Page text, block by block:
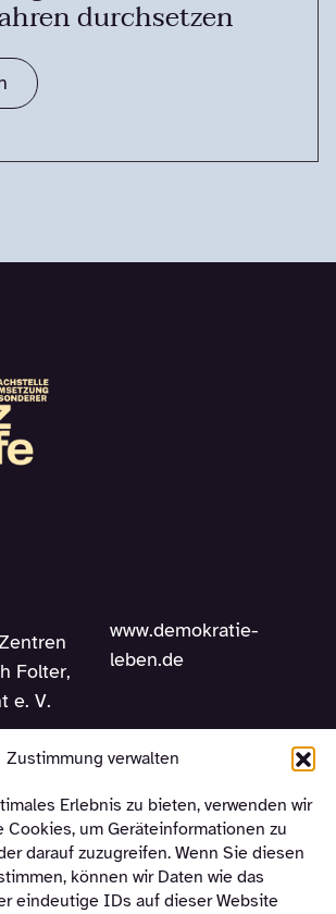
Zustimmung verwalten
Erlebnis zu bieten, verwenden wir
Cookies, um Geräteinformationen zu
darauf zuzugreifen. Wenn Sie diesen
können wir Daten wie das
eindeutige IDs auf dieser Website
durchsetzen
Folter,
e. V.
30 –
www.demokratie-
leben.de